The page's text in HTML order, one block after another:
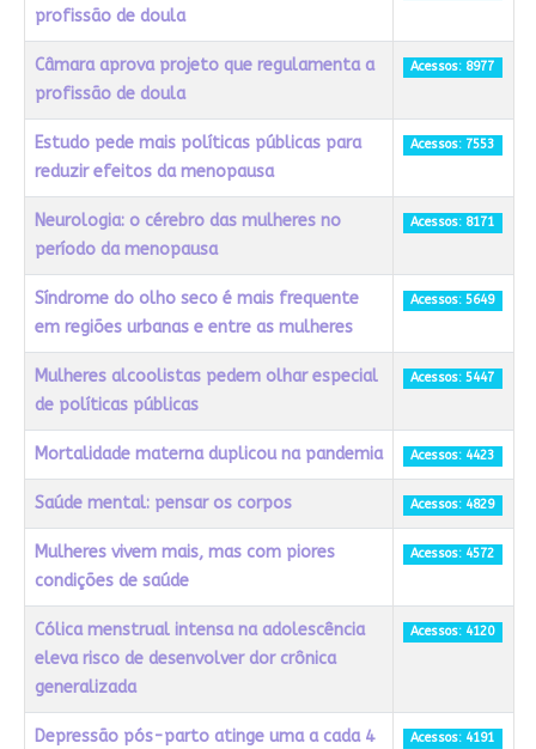
profissão de doula
Câmara aprova projeto que regulamenta a
profissão de doula
Acessos: 8977
Estudo pede mais políticas públicas para
reduzir efeitos da menopausa
Acessos: 7553
Neurologia: o cérebro das mulheres no
período da menopausa
Acessos: 8171
Síndrome do olho seco é mais frequente
em regiões urbanas e entre as mulheres
Acessos: 5649
Mulheres alcoolistas pedem olhar especial
de políticas públicas
Acessos: 5447
Mortalidade materna duplicou na pandemia Acessos: 4423
Saúde mental: pensar os corpos Acessos: 4829
Mulheres vivem mais, mas com piores
condições de saúde
Acessos: 4572
Cólica menstrual intensa na adolescência
eleva risco de desenvolver dor crônica
generalizada
Acessos: 4120
Depressão pós-parto atinge uma a cada 4
Acessos: 4191